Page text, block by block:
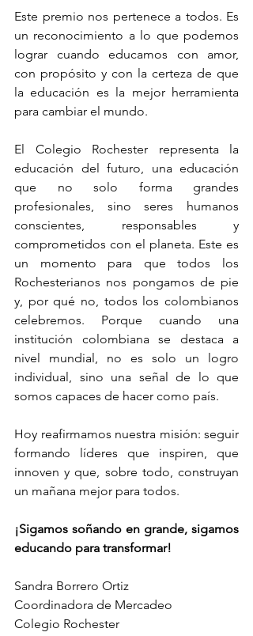
Este premio nos pertenece a todos. Es
un reconocimiento a lo que podemos
lograr cuando educamos con amor,
con propósito y con la certeza de que
la educación es la mejor herramienta
para cambiar el mundo.
El Colegio Rochester representa la
educación del futuro, una educación
que no solo forma grandes
profesionales, sino seres humanos
conscientes, responsables y
comprometidos con el planeta. Este es
un momento para que todos los
Rochesterianos nos pongamos de pie
y, por qué no, todos los colombianos
celebremos. Porque cuando una
institución colombiana se destaca a
nivel mundial, no es solo un logro
individual, sino una señal de lo que
somos capaces de hacer como país.
Hoy reafirmamos nuestra misión: seguir
formando líderes que inspiren, que
innoven y que, sobre todo, construyan
un mañana mejor para todos.
¡Sigamos soñando en grande, sigamos
educando para transformar!
Sandra Borrero Ortiz
Coordinadora de Mercadeo
Colegio Rochester